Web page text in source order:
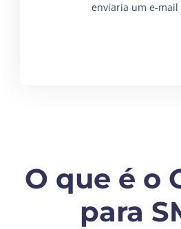
enviaria um e-mail
O que é o
para